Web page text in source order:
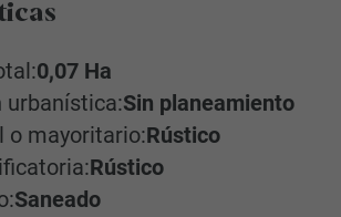
0,07 Ha
urbanística:Sin planeamiento
o mayoritario:Rústico
Rústico
Saneado